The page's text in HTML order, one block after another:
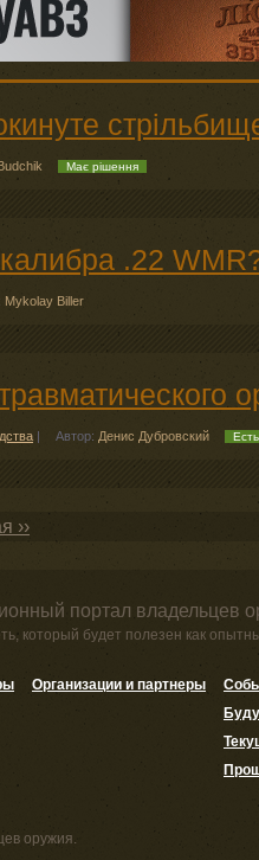
Має рішення
.22
Mykolay Biller
| Автор: Денис Дубровский
››
портал владельцев
который будет полезен как
Организации и партнеры
оружия.